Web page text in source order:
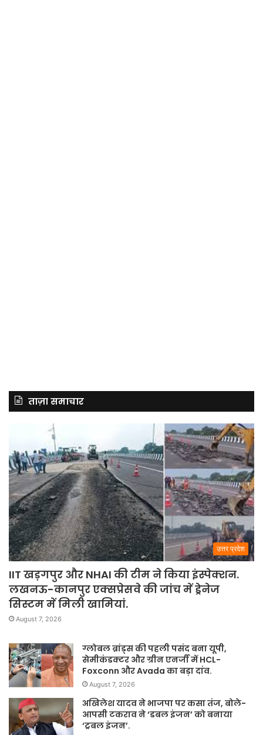
ताज़ा समाचार
उत्तर प्रदेश
IIT खड़गपुर और NHAI की टीम ने किया इंस्पेक्शन.
लखनऊ-कानपुर एक्सप्रेसवे की जांच में ड्रेनेज
सिस्टम में मिली खामियां.
August 7, 2026
ग्लोबल ब्रांड्स की पहली पसंद बना यूपी,
सेमीकंडक्टर और ग्रीन एनर्जी में HCL-
Foxconn और Avada का बड़ा दांव.
August 7, 2026
अखिलेश यादव ने भाजपा पर कसा तंज, बोले-
आपसी टकराव ने ‘डबल इंजन’ को बनाया
‘ट्रबल इंजन’.